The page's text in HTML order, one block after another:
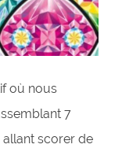
où nous
7
scorer de